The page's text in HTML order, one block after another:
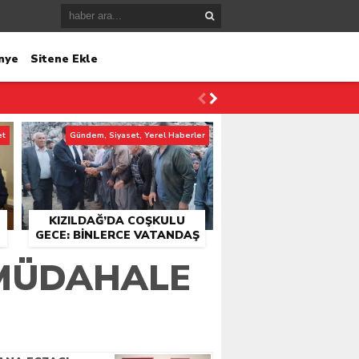
Sitene Ekle
KIZILDAĞ’DA COŞKULU
GECE: BINLERCE VATANDAŞ
BULUŞTU
Gündem, Siyaset, Yerel Haberler